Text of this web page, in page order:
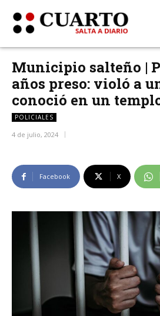
Municipio salteño |
años preso: violó a
conoció en un
POLICIALES
4 de julio, 2024
Facebook X